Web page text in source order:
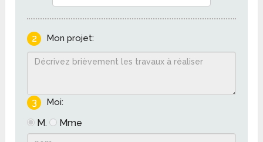
2 Mon projet:
3 Moi:
M. Mme